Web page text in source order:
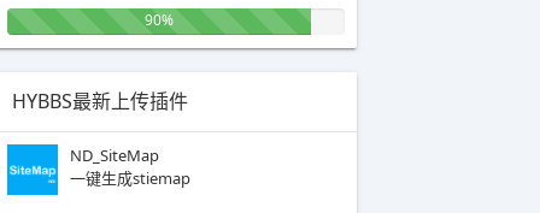
90%
HYBBS最新上传插件
ND_SiteMap
一键生成stiemap